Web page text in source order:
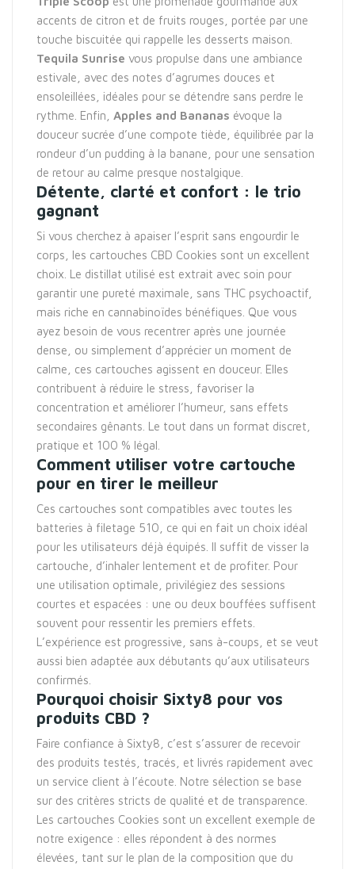
accents de citron et de fruits rouges, portée par une
touche biscuitée qui rappelle les desserts maison.
Tequila Sunrise vous propulse dans une ambiance
estivale, avec des notes d’agrumes douces et
ensoleillées, idéales pour se détendre sans perdre le
rythme. Enfin, Apples and Bananas évoque la
douceur sucrée d’une compote tiède, équilibrée par la
rondeur d’un pudding à la banane, pour une sensation
de retour au calme presque nostalgique.
Détente, clarté et confort : le trio
gagnant
Si vous cherchez à apaiser l’esprit sans engourdir le
corps, les cartouches CBD Cookies sont un excellent
choix. Le distillat utilisé est extrait avec soin pour
garantir une pureté maximale, sans THC psychoactif,
mais riche en cannabinoïdes bénéfiques. Que vous
ayez besoin de vous recentrer après une journée
dense, ou simplement d’apprécier un moment de
calme, ces cartouches agissent en douceur. Elles
contribuent à réduire le stress, favoriser la
concentration et améliorer l’humeur, sans effets
secondaires gênants. Le tout dans un format discret,
pratique et 100 % légal.
Comment utiliser votre cartouche
pour en tirer le meilleur
Ces cartouches sont compatibles avec toutes les
batteries à filetage 510, ce qui en fait un choix idéal
pour les utilisateurs déjà équipés. Il suffit de visser la
cartouche, d’inhaler lentement et de profiter. Pour
une utilisation optimale, privilégiez des sessions
courtes et espacées : une ou deux bouffées suffisent
souvent pour ressentir les premiers effets.
L’expérience est progressive, sans à-coups, et se veut
aussi bien adaptée aux débutants qu’aux utilisateurs
confirmés.
Pourquoi choisir Sixty8 pour vos
produits CBD ?
Faire confiance à Sixty8, c’est s’assurer de recevoir
des produits testés, tracés, et livrés rapidement avec
un service client à l’écoute. Notre sélection se base
sur des critères stricts de qualité et de transparence.
Les cartouches Cookies sont un excellent exemple de
notre exigence : elles répondent à des normes
élevées, tant sur le plan de la composition que du